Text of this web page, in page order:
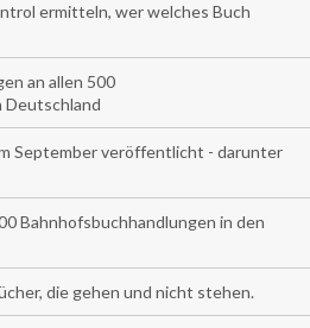
ermitteln, wer welches Buch
an allen 500
Deutschland
September veröffentlicht - darunter
Bahnhofsbuchhandlungen in den
die gehen und nicht stehen.